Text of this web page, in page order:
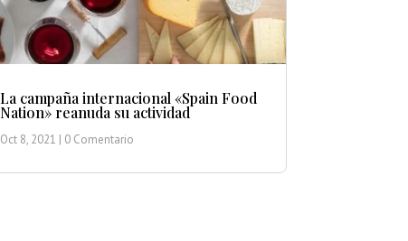
La campaña internacional «Spain Food
Nation» reanuda su actividad
Oct 8, 2021 | 0 Comentario